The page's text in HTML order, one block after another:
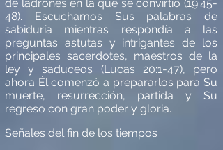
de ladrones en la que se convirtió(19:45-
48). Escuchamos Sus palabras de
sabiduría mientras respondía a las
preguntas astutas y intrigantes de los
principales sacerdotes, maestros de la
ley y saduceos (Lucas 20:1-47), pero
ahora Él comenzóa prepararlos para Su
muerte, resurrección, partida y Su
regreso con gran poder y gloria.
Señales del fin de los tiempos